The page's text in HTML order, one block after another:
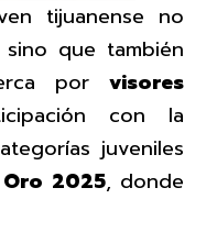
tijuanense no
que también
por visores
con la
juveniles
2025, donde